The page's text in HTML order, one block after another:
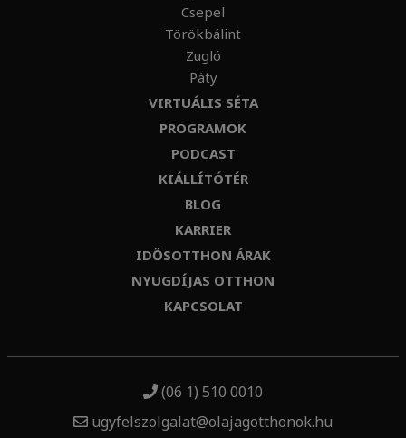
Csepel
Törökbálint
Zugló
Páty
VIRTUÁLIS SÉTA
PROGRAMOK
PODCAST
KIÁLLÍTÓTÉR
BLOG
KARRIER
IDŐSOTTHON ÁRAK
NYUGDÍJAS OTTHON
KAPCSOLAT
(06 1) 510 0010
ugyfelszolgalat@olajagotthonok.hu